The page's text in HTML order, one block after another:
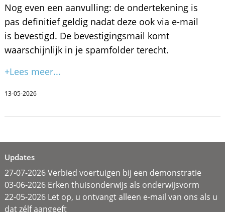
Nog even een aanvulling: de ondertekening is
pas definitief geldig nadat deze ook via e-mail
is bevestigd. De bevestigingsmail komt
waarschijnlijk in je spamfolder terecht.
+Lees meer...
13-05-2026
Updates
27-07-2026 Verbied voertuigen bij een demonstratie
03-06-2026 Erken thuisonderwijs als onderwijsvorm
22-05-2026 Let op, u ontvangt alleen e-mail van ons als u
dat zélf aangeeft